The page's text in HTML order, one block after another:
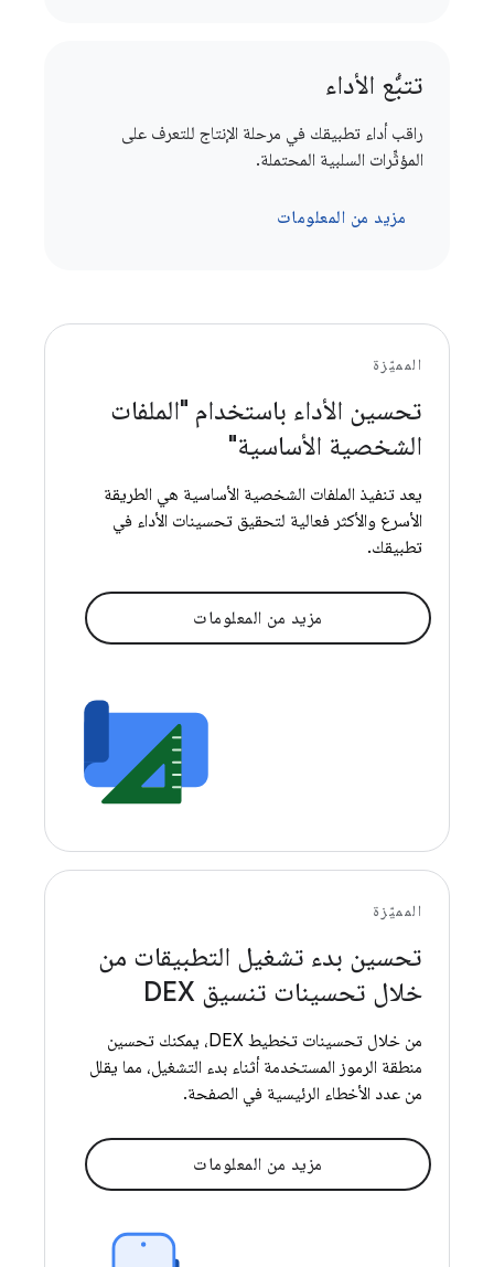
تتبُّع الأداء
راقب أداء تطبيقك في مرحلة الإنتاج للتعرف على
المؤثِّرات السلبية المحتملة.
مزيد من المعلومات
المميّزة
تحسين الأداء باستخدام "الملفات
الشخصية الأساسية"
يعد تنفيذ الملفات الشخصية الأساسية هي الطريقة
الأسرع والأكثر فعالية لتحقيق تحسينات الأداء في
تطبيقك.
مزيد من المعلومات
المميّزة
تحسين بدء تشغيل التطبيقات من
خلال تحسينات تنسيق DEX
من خلال تحسينات تخطيط DEX، يمكنك تحسين
منطقة الرموز المستخدمة أثناء بدء التشغيل، مما يقلل
من عدد الأخطاء الرئيسية في الصفحة.
مزيد من المعلومات